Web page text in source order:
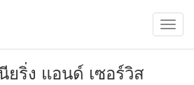
ยริ่ง แอนด์ เซอร์วิส